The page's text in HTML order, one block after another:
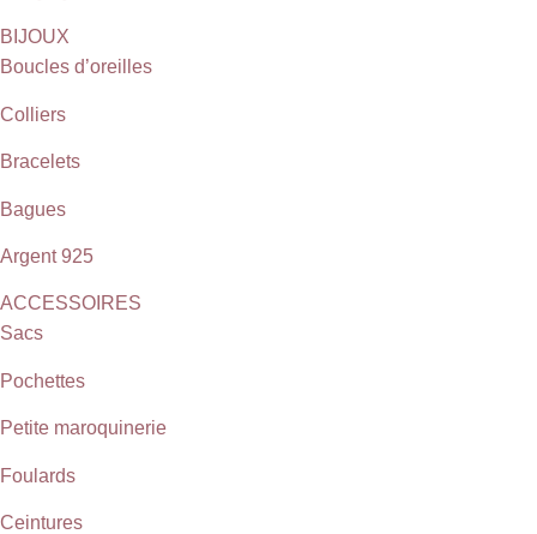
BIJOUX
Boucles d’oreilles
Colliers
Bracelets
Bagues
Argent 925
ACCESSOIRES
Sacs
Pochettes
Petite maroquinerie
Foulards
Ceintures